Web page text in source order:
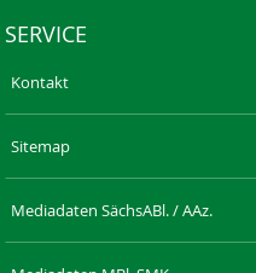
SERVICE
Kontakt
Sitemap
Mediadaten SächsABl. / AAz.